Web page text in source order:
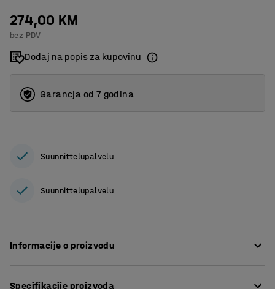
274,00 KM
bez PDV
Dodaj na popis za kupovinu
Garancja od 7 godina
Suunnittelupalvelu
Suunnittelupalvelu
Informacije o proizvodu
Specifikacije proizvoda